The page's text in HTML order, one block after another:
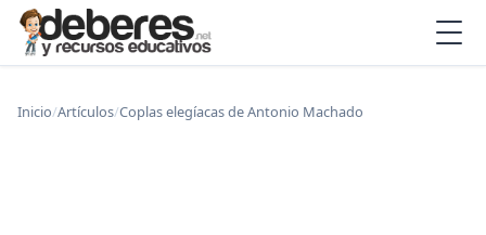
Inicio/Artículos/Coplas elegíacas de Antonio Machado